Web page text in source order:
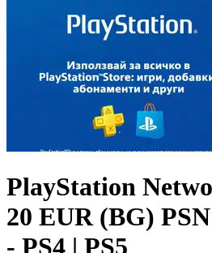
PlayStation
20 EUR (BG)
- PS4 | PS5